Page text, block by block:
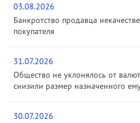
03.08.2026
Банкротство продавца
покупателя
31.07.2026
Общество не уклонялось от
снизили размер назначенного
30.07.2026